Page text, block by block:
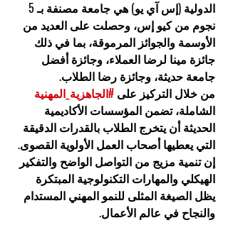
نجوم من كيو إس، وحصلت على العديد من
الأوسمة والجوائز المرموقة، بما في ذلك
جائزة مينا لرضا العملاء، وجائزة أفضل
جامعة حديثة، وجائزة رضا الطلاب.
من خلال التركيز على #الجاهزية_المهنية
الشاملة، تضمن المؤسسات الأكاديمية
الحديثة أن يتخرج الطلاب بالقدرات الدقيقة
التي يعطيها أصحاب العمل الأولوية القصوى.
إن تنمية مزيج من التواصل الواضح والتفكير
الهيكلي والمهارات التكنولوجية المبتكرة
يظل الصيغة المثلى للنمو المهني المستدام
والنجاح في عالم الأعمال.